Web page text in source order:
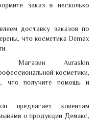
заказ в несколько
доставку заказов по
что косметика Demax
Магазин Auraskin
косметики,
что получите помощь и
предлагает клиентам
о продукции Демакс,